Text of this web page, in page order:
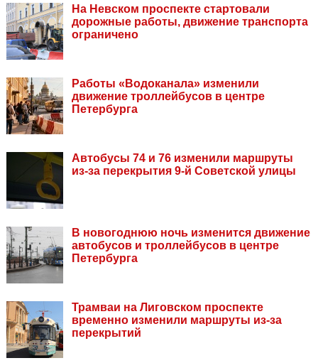
На Невском проспекте стартовали
дорожные работы, движение транспорта
ограничено
Работы «Водоканала» изменили
движение троллейбусов в центре
Петербурга
Автобусы 74 и 76 изменили маршруты
из-за перекрытия 9-й Советской улицы
В новогоднюю ночь изменится движение
автобусов и троллейбусов в центре
Петербурга
Трамваи на Лиговском проспекте
временно изменили маршруты из-за
перекрытий